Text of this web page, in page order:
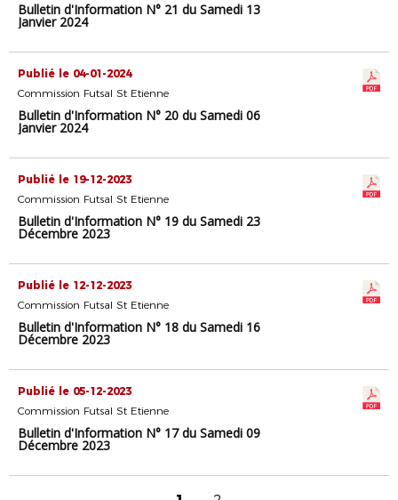
Bulletin d'Information N° 21 du Samedi 13
Janvier 2024
Publié le 04-01-2024
Commission Futsal St Etienne
Bulletin d'Information N° 20 du Samedi 06
Janvier 2024
Publié le 19-12-2023
Commission Futsal St Etienne
Bulletin d'Information N° 19 du Samedi 23
Décembre 2023
Publié le 12-12-2023
Commission Futsal St Etienne
Bulletin d'Information N° 18 du Samedi 16
Décembre 2023
Publié le 05-12-2023
Commission Futsal St Etienne
Bulletin d'Information N° 17 du Samedi 09
Décembre 2023